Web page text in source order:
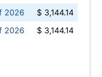
2026
$ 3,144.14
2026
$ 3,144.14